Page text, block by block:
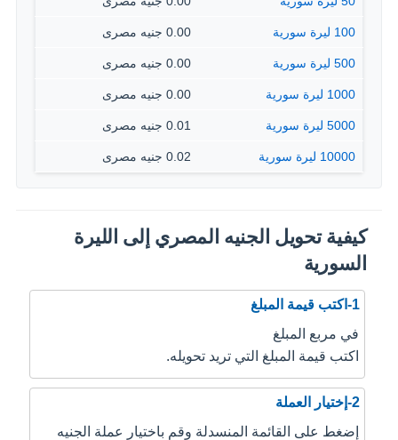
100 ليرة سورية 0.00 جنيه مصرى
500 ليرة سورية 0.00 جنيه مصرى
1000 ليرة سورية 0.00 جنيه مصرى
5000 ليرة سورية 0.01 جنيه مصرى
10000 ليرة سورية 0.02 جنيه مصرى
كيفية تحويل الجنيه المصري إلى الليرة
السورية
1-اكتب قيمة المبلغ
في مربع المبلغ
اكتب قيمة المبلغ التي تريد تحويله.
2-إختيار العملة
إضغط على القائمة المنسدلة وقم باختيار عملة الجنيه